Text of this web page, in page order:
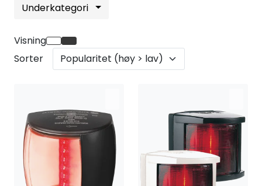
Underkategori
Visning
Sorter
Komfort
Fortøyning
Fritid/Sikkerhet